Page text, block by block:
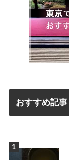
おすすめ記事